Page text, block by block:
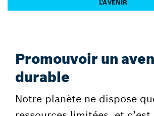
L’AVENIR
Promouvoir un
durable
Notre planète ne dispose